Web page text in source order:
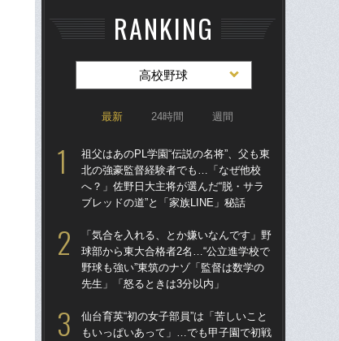
RANKING
高校野球
最新 24時間 週間
祖父はあのPL学園“伝説の名将”、父も東
北の強豪監督経験者でも…「なぜ他校
へ？」佐野日大主将が選んだ“脱・サラ
ブレッドの道”と「家族LINE」秘話
「気合を入れる、とか嫌いなんです」野
球部から東大合格者2名…“公立進学校で
野球も強い”東筑のナゾ「監督は数学の
先生」「怒るときは3分以内」
仙台育英“初の女子部員”は「苦しいこと
もいっぱいあって」…でも甲子園で初戦